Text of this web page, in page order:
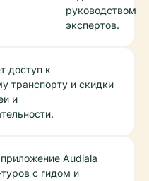
руководством
экспертов.
доступ к
транспорту и скидки
и
приложение Audiala
с гидом и